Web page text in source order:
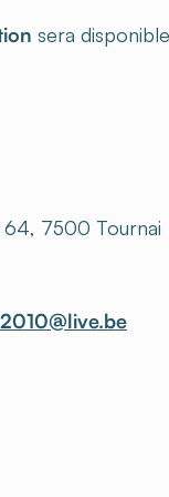
sera
7500 Tournai